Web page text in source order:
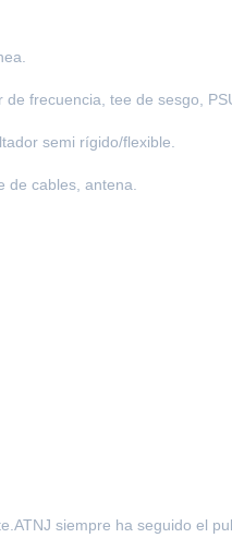
frecuencia, tee de sesgo,
semi rígido/flexible.
cables, antena.
siempre ha seguido el